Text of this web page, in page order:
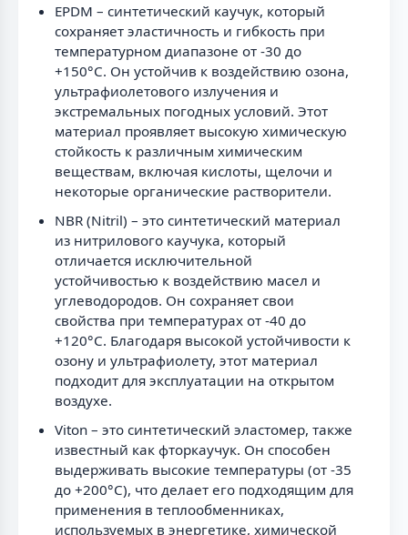
EPDM – синтетический каучук, который
сохраняет эластичность и гибкость при
температурном диапазоне от -30 до
+150°C. Он устойчив к воздействию озона,
ультрафиолетового излучения и
экстремальных погодных условий. Этот
материал проявляет высокую химическую
стойкость к различным химическим
веществам, включая кислоты, щелочи и
некоторые органические растворители.
NBR (Nitril) – это синтетический материал
из нитрилового каучука, который
отличается исключительной
устойчивостью к воздействию масел и
углеводородов. Он сохраняет свои
свойства при температурах от -40 до
+120°C. Благодаря высокой устойчивости к
озону и ультрафиолету, этот материал
подходит для эксплуатации на открытом
воздухе.
Viton – это синтетический эластомер, также
известный как фторкаучук. Он способен
выдерживать высокие температуры (от -35
до +200°C), что делает его подходящим для
применения в теплообменниках,
используемых в энергетике, химической